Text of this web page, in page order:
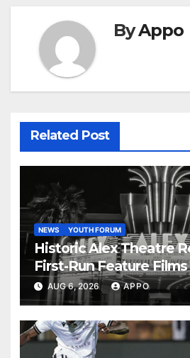
ByAppo
Related Post
NEWS YOUTH FORUM
Historic Alex Theatre
First-Run Feature
AUG 6, 2026 APPO